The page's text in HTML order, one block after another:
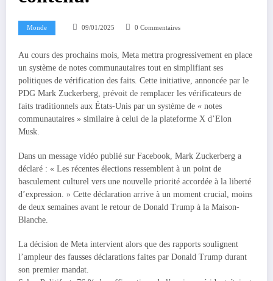
Monde 09/01/2025 0 Commentaires
Au cours des prochains mois, Meta mettra progressivement en place
un système de notes communautaires tout en simplifiant ses
politiques de vérification des faits. Cette initiative, annoncée par le
PDG Mark Zuckerberg, prévoit de remplacer les vérificateurs de
faits traditionnels aux États-Unis par un système de « notes
communautaires » similaire à celui de la plateforme X d’Elon
Musk.
Dans un message vidéo publié sur Facebook, Mark Zuckerberg a
déclaré : « Les récentes élections ressemblent à un point de
basculement culturel vers une nouvelle priorité accordée à la liberté
d’expression. » Cette déclaration arrive à un moment crucial, moins
de deux semaines avant le retour de Donald Trump à la Maison-
Blanche.
La décision de Meta intervient alors que des rapports soulignent
l’ampleur des fausses déclarations faites par Donald Trump durant
son premier mandat.